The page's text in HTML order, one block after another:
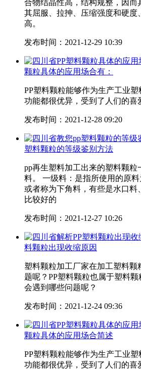
合物结晶性高，结构规整，因而
其屈服、拉抻、压缩强度和硬度
高。
发布时间：2021-12-29 10:39
颗粒具体的应用场合有：
PP塑料颗粒能够作为生产工业
功能都很优异，受到了人们的喜
发布时间：2021-12-28 09:20
塑料颗粒的等级鉴别方法
pp再生塑料加工出来的塑料颗粒
料。 一级料：是指所使用的原料
或者称为下角料，有些是水口料
比较好的
发布时间：2021-12-27 10:26
料颗粒出现收缩原因
塑料颗粒加工厂家在加工塑料颗
题呢？PP塑料颗粒也属于塑料
会遇到哪些问题呢？
发布时间：2021-12-24 09:36
颗粒具体的应用场合简述
PP塑料颗粒能够作为生产工业
功能都很优异，受到了人们的喜